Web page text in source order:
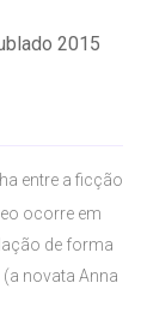
2015
entre a ficção
ocorre em
de forma
novata Anna